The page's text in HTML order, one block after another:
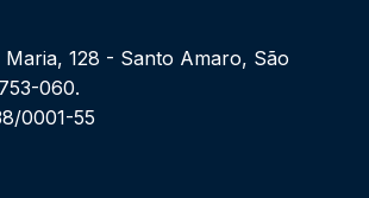
Maria, 128 - Santo Amaro, São
060.
0001-55